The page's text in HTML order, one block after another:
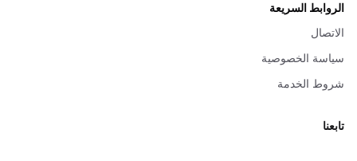
الروابط السريعة
الاتصال
سياسة الخصوصية
شروط الخدمة
تابعنا